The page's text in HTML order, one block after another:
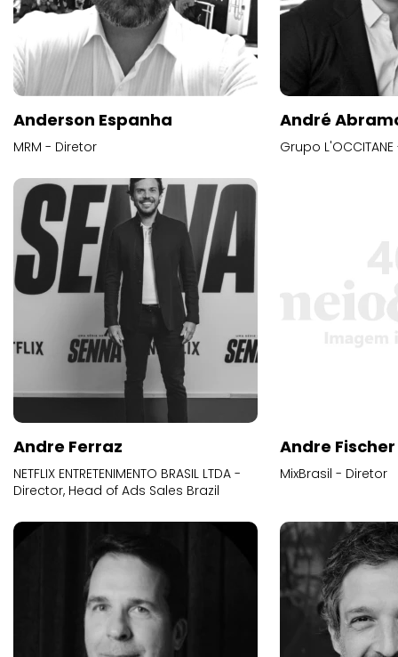
Anderson Espanha
MRM - Diretor
André
Grupo
Andre Ferraz
NETFLIX ENTRETENIMENTO BRASIL LTDA -
Director, Head of Ads Sales Brazil
Andre Fischer
MixBrasil - Diretor